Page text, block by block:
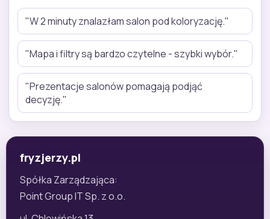
"W 2 minuty znalazłam salon pod koloryzację."
"Mapa i filtry są bardzo czytelne - szybki wybór."
"Prezentacje salonów pomagają podjąć
decyzję."
fryzjerzy.pl
Spółka Zarządzająca:
Point Group IT Sp. z o.o.